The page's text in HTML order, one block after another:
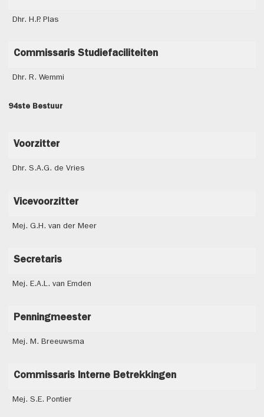
Dhr. H.P. Plas
Commissaris Studiefaciliteiten
Dhr. R. Wemmi
94ste Bestuur
Voorzitter
Dhr. S.A.G. de Vries
Vicevoorzitter
Mej. G.H. van der Meer
Secretaris
Mej. E.A.L. van Emden
Penningmeester
Mej. M. Breeuwsma
Commissaris Interne Betrekkingen
Mej. S.E. Pontier